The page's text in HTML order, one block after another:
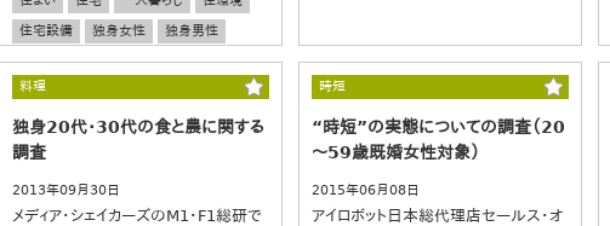
住宅設備
独身女性
独身男性
バレンタイン
料理
独身20代・30代の食と農に関する
調査
2013年09月30日
メディア・シェイカーズのM1・F1総研で
時短
“時短”の実態についての調査（20
～59歳既婚女性対象）
2015年06月08日
アイロボット日本総代理店セールス・オ